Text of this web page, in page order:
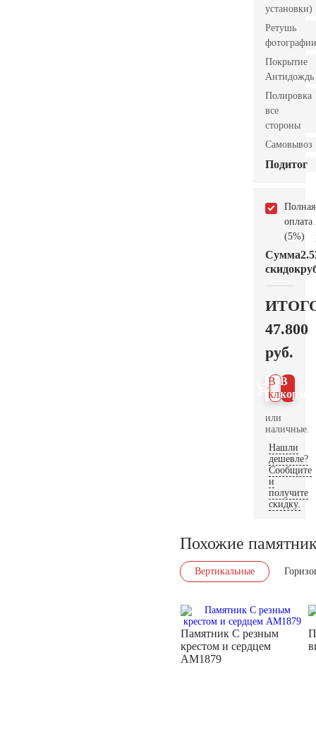
установки)
Ретушь
фотографии
Покрытие
Антидождь
Полировка
все
стороны
Самовывоз
Подитог
Полная
оплата
(5%)
Сумма
скидок
47.800
руб.
В
В 1
клик
или
наличные.
Нашли
дешевле?
Сообщите
и
получите
скидку.
Похожие
Вертикальные
Памятник С резным
крестом и сердцем
AM1879